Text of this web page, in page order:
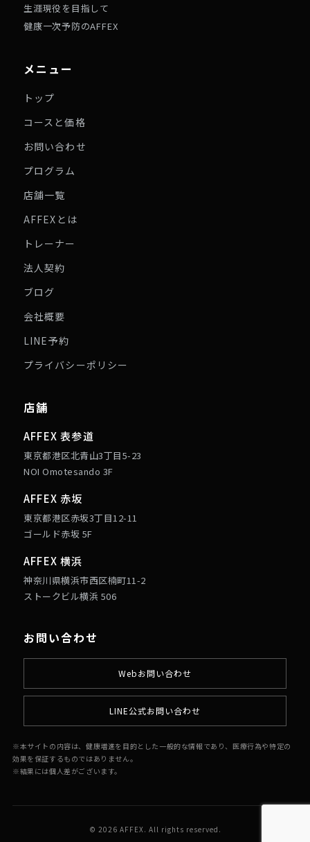
生涯現役を目指して
健康一次予防のAFFEX
メニュー
トップ
コースと価格
お問い合わせ
プログラム
店舗一覧
AFFEXとは
トレーナー
法人契約
ブログ
会社概要
LINE予約
プライバシーポリシー
店舗
AFFEX 表参道
東京都港区北青山3丁目5-23
NOI Omotesando 3F
AFFEX 赤坂
東京都港区赤坂3丁目12-11
ゴールド赤坂 5F
AFFEX 横浜
神奈川県横浜市西区楠町11-2
ストークビル横浜 506
お問い合わせ
Webお問い合わせ
LINE公式お問い合わせ
※本サイトの内容は、健康増進を目的とした一般的な情報であり、医療行為や特定の
効果を保証するものではありません。
※結果には個人差がございます。
© 2026 AFFEX. All rights reserved.